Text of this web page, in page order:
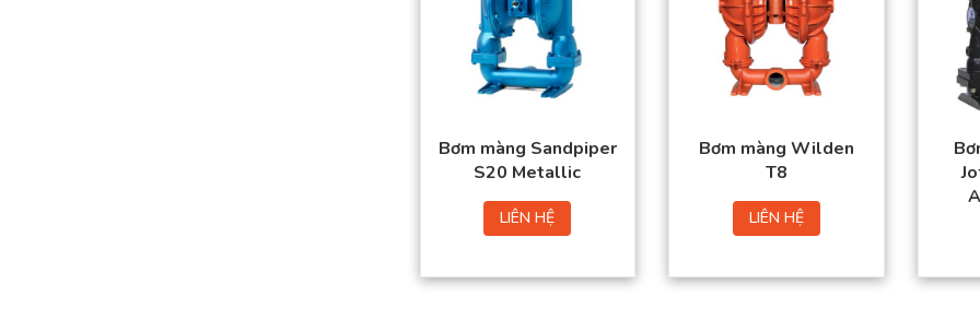
Bơm màng Sandpiper
S20 Metallic
LIÊN HỆ
Bơm màng Wilden
T8
LIÊN HỆ